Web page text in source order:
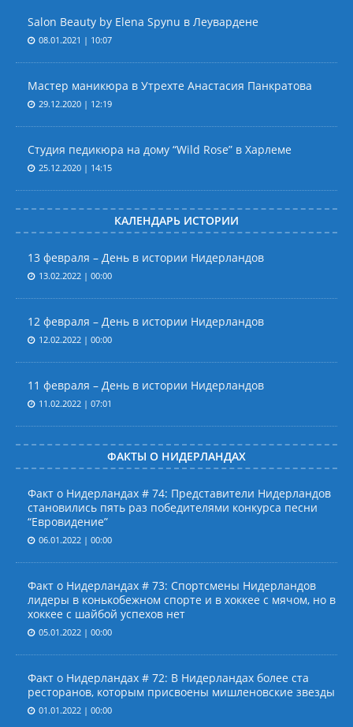
Salon Beauty by Elena Spynu в Леувардене
08.01.2021 | 10:07
Мастер маникюра в Утрехте Анастасия Панкратова
29.12.2020 | 12:19
Студия педикюра на дому “Wild Rose” в Харлеме
25.12.2020 | 14:15
КАЛЕНДАРЬ ИСТОРИИ
13 февраля – День в истории Нидерландов
13.02.2022 | 00:00
12 февраля – День в истории Нидерландов
12.02.2022 | 00:00
11 февраля – День в истории Нидерландов
11.02.2022 | 07:01
ФАКТЫ О НИДЕРЛАНДАХ
Факт о Нидерландах # 74: Представители Нидерландов
становились пять раз победителями конкурса песни
“Евровидение”
06.01.2022 | 00:00
Факт о Нидерландах # 73: Спортсмены Нидерландов
лидеры в конькобежном спорте и в хоккее с мячом, но в
хоккее с шайбой успехов нет
05.01.2022 | 00:00
Факт о Нидерландах # 72: В Нидерландах более ста
ресторанов, которым присвоены мишленовские звезды
01.01.2022 | 00:00